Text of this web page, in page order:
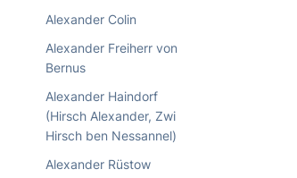
Alexander Colin
Alexander Freiherr von
Bernus
Alexander Haindorf
(Hirsch Alexander, Zwi
Hirsch ben Nessannel)
Alexander Rüstow